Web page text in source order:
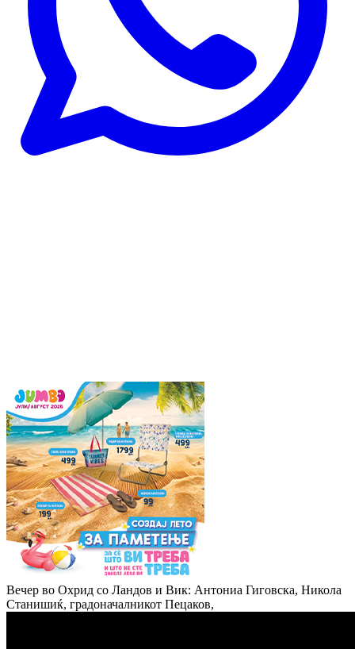
Вечер во Охрид со Ландов и Вик: Антониа Гиговска, Никола
Станишиќ, градоначалникот Пецаков,